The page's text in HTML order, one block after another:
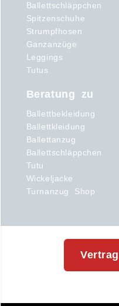
Ballettschläppchen
Spitzenschuhe
Strumpfhosen
Ganzanzüge
Leggings
Tutus
Beratung zu
Ballettbekleidung
Ballettkleidung
Ballettanzug
Ballettschläppchen
Tutu
Wickeljacke
Turnanzug Shop